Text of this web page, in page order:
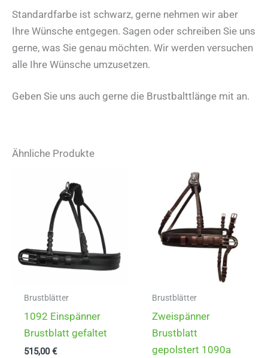
Standardfarbe ist schwarz, gerne nehmen wir aber
Ihre Wünsche entgegen. Sagen oder schreiben Sie uns
gerne, was Sie genau möchten. Wir werden versuchen
alle Ihre Wünsche umzusetzen.
Geben Sie uns auch gerne die Brustbalttlänge mit an.
Ähnliche Produkte
Brustblätter
1092 Einspänner
Brustblatt gefaltet
515,00€
Brustblätter
Zweispänner
Brustblatt
gepolstert 1090a